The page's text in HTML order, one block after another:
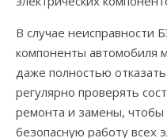
В случае неисправности
компоненты автомобиля
даже полностью
регулярно проверять
ремонта и замены, чтобы
безопасную работу всех